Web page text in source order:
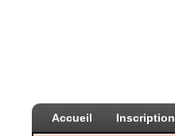
Accueil Inscription